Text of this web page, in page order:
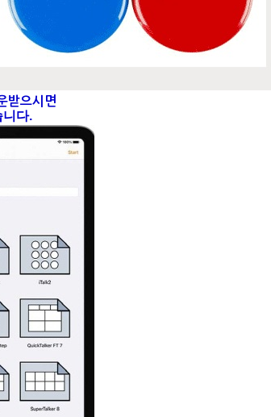
받으시면
니다.